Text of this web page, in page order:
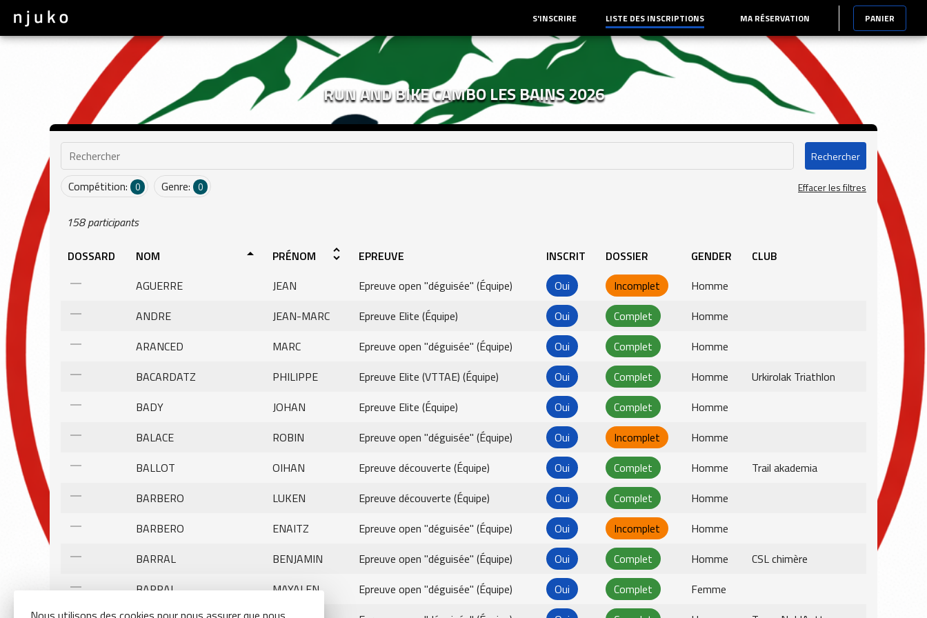
S'INSCRIRE LISTE DES INSCRIPTIONS MA RÉSERVATION PANIER
RUN AND BIKE CAMBO LES BAINS 2026
Rechercher Rechercher
Compétition: 0 Genre: 0 Effacer les filtres
158 participants
DOSSARD NOM arrow_drop_up PRÉNOM unfold_more EPREUVE INSCRIT DOSSIER GENDER
CLUB
horizontal_rule
AGUERRE JEAN Epreuve open "déguisée" (Équipe) Oui Incomplet
Homme
horizontal_rule
ANDRE JEAN-MARC Epreuve Elite (Équipe) Oui Complet
Homme
horizontal_rule
ARANCED MARC Epreuve open "déguisée" (Équipe) Oui Complet
Homme
horizontal_rule
BACARDATZ PHILIPPE Epreuve Elite (VTTAE) (Équipe) Oui Complet Homme
Urkirolak Triathlon
horizontal_rule
BADY JOHAN Epreuve Elite (Équipe) Oui Complet
Homme
horizontal_rule
BALACE ROBIN Epreuve open "déguisée" (Équipe) Oui Incomplet
Homme
horizontal_rule
BALLOT OIHAN Epreuve découverte (Équipe) Oui Complet Homme
Trail akademia
horizontal_rule
BARBERO LUKEN Epreuve découverte (Équipe) Oui Complet
Homme
horizontal_rule
BARBERO ENAITZ Epreuve open "déguisée" (Équipe) Oui Incomplet
Homme
horizontal_rule
BARRAL BENJAMIN Epreuve open "déguisée" (Équipe) Oui Complet Homme
CSL chimère
horizontal_rule
BARRAL MAYALEN Epreuve open "déguisée" (Équipe) Oui Complet
Femme